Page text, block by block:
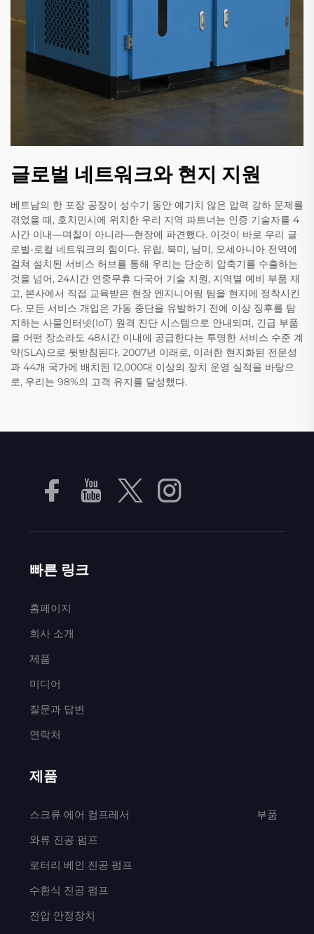
글로벌 네트워크와 현지 지원
베트남의 한 포장 공장이 성수기 동안 예기치 않은 압력 강하 문제를
겪었을 때, 호치민시에 위치한 우리 지역 파트너는 인증 기술자를 4
시간 이내—며칠이 아니라—현장에 파견했다. 이것이 바로 우리 글
로벌-로컬 네트워크의 힘이다. 유럽, 북미, 남미, 오세아니아 전역에
걸쳐 설치된 서비스 허브를 통해 우리는 단순히 압축기를 수출하는
것을 넘어, 24시간 연중무휴 다국어 기술 지원, 지역별 예비 부품 재
고, 본사에서 직접 교육받은 현장 엔지니어링 팀을 현지에 정착시킨
다. 모든 서비스 개입은 가동 중단을 유발하기 전에 이상 징후를 탐
지하는 사물인터넷(IoT) 원격 진단 시스템으로 안내되며, 긴급 부품
을 어떤 장소라도 48시간 이내에 공급한다는 투명한 서비스 수준 계
약(SLA)으로 뒷받침된다. 2007년 이래로, 이러한 현지화된 전문성
과 44개 국가에 배치된 12,000대 이상의 장치 운영 실적을 바탕으
로, 우리는 98%의 고객 유지를 달성했다.
빠른 링크
홈페이지
회사 소개
제품
미디어
질문과 답변
연락처
제품
스크류 에어 컴프레서
와류 진공 펌프
로터리 베인 진공 펌프
수환식 진공 펌프
전압 안정장치
부품